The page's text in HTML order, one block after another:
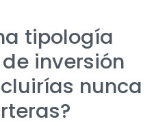
tipología
inversión
nunca